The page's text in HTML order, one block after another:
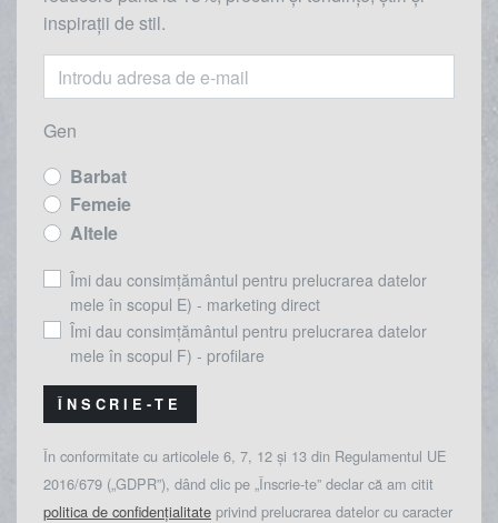
inspirații de stil.
Gen
Barbat
Femeie
Altele
Îmi dau consimțământul pentru prelucrarea datelor
mele în scopul E) - marketing direct
Îmi dau consimțământul pentru prelucrarea datelor
mele în scopul F) - profilare
ÎNSCRIE-TE
În conformitate cu articolele 6, 7, 12 și 13 din Regulamentul UE
2016/679 („GDPR”), dând clic pe „Înscrie-te” declar că am citit
politica de confidențialitate privind prelucrarea datelor cu caracter